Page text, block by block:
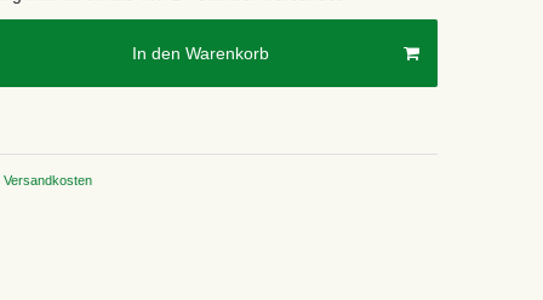
In den Warenkorb
Versandkosten